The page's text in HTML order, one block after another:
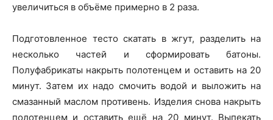
увеличиться в объёме примерно в 2 раза.
Подготовленное тесто скатать в жгут, разделить на
несколько частей и сформировать батоны.
Полуфабрикаты накрыть полотенцем и оставить на 20
минут. Затем их надо смочить водой и выложить на
смазанный маслом противень. Изделия снова накрыть
полотенцем и оставить ещё на 20 минут. Выпекать